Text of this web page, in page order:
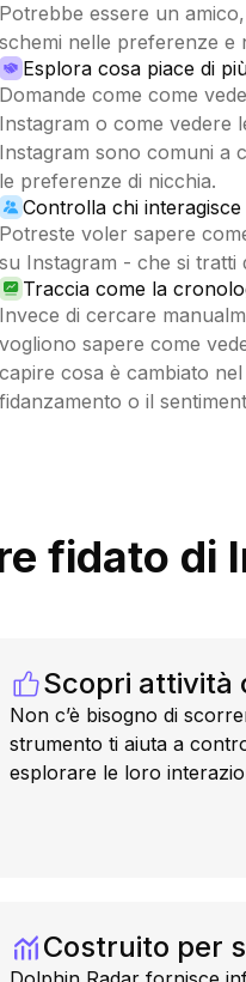
Potrebbe essere un
schemi nelle preferenze e
Esplora cosa piace di
Domande come come
Instagram o come vedere
Instagram sono comuni a
le preferenze di nicchia.
Controlla chi
Potreste voler sapere
su Instagram - che si tratti
Traccia come la
Invece di cercare
vogliono sapere come
capire cosa è cambiato
fidanzamento o il
fidato di
Scopri attività
Non c’è bisogno di
strumento ti aiuta a
esplorare le loro
Costruito per